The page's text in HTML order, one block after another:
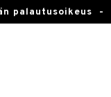
palautusoikeus -